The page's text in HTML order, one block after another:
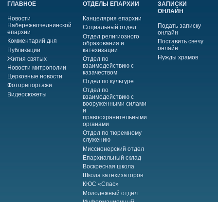
ГЛАВНОЕ
Новости
Набережночелнинской
епархии
Комментарий дня
Публикации
Жития святых
Новости митрополии
Церковные новости
Фоторепортажи
Видеосюжеты
ОТДЕЛЫ ЕПАРХИИ
Канцелярия епархии
Социальный отдел
Отдел религиозного
образования и
катехизации
Отдел по
взаимодействию с
казачеством
Отдел по культуре
Отдел по
взаимодействию с
вооруженными силами
и
правоохранительными
органами
Отдел по тюремному
служению
Миссионерский отдел
Епархиальный склад
Воскресная школа
Школа катехизаторов
КЮС «Спас»
Молодежный отдел
ЗАПИСКИ
ОНЛАЙН
Подать записку
онлайн
Поставить свечу
онлайн
Нужды храмов